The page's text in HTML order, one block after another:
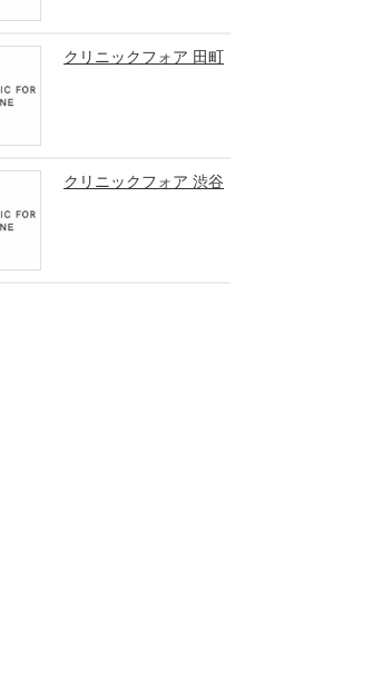
クリニックフォア 田町
クリニックフォア 渋谷